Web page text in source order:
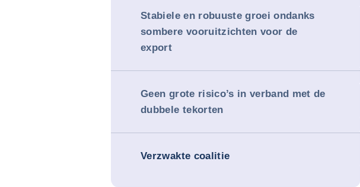
Stabiele en robuuste groei ondanks
sombere vooruitzichten voor de
export
Geen grote risico’s in verband met de
dubbele tekorten
Verzwakte coalitie